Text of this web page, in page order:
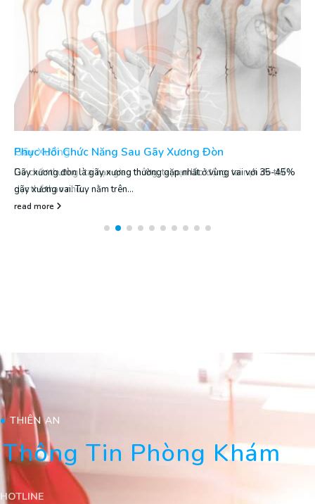
Phục Hồi Chức Năng Sau Gãy Xương Đòn
Gãy xương đòn là gãy xương thường gặp nhất ở vùng vai với 35-45%
gãy xương vai. Tuy nằm trên...
read more
THIÊN AN
Thông Tin Phòng Khám
HOTLINE